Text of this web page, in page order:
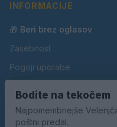
INFORMACIJE
🎁 Beri brez oglasov
Zasebnost
Pogoji uporabe
Oglaševanje
Kontakt
Bodite na tekočem
Najpomembnejše
poštni predal.